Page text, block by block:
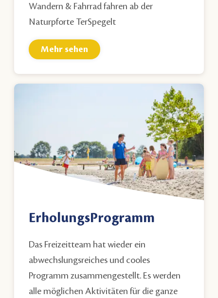
Wandern & Fahrrad fahren ab der
Naturpforte TerSpegelt
Mehr sehen
ErholungsProgramm
Das Freizeitteam hat wieder ein
abwechslungsreiches und cooles
Programm zusammengestellt. Es werden
alle möglichen Aktivitäten für die ganze